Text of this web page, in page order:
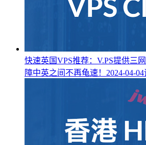
快速英国VPS推荐：V.PS提供三
障中英之间不再龟速！ 2024-04-04